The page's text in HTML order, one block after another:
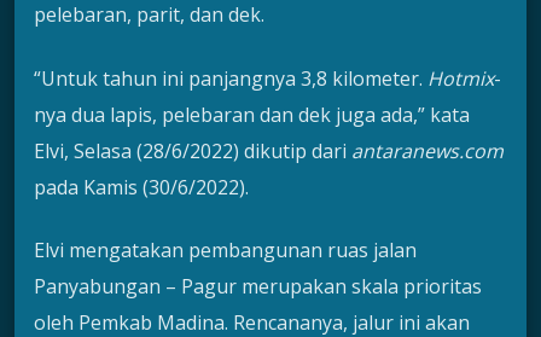
pelebaran, parit, dan dek.
“Untuk tahun ini panjangnya 3,8 kilometer. Hotmix-
nya dua lapis, pelebaran dan dek juga ada,” kata
Elvi, Selasa (28/6/2022) dikutip dari antaranews.com
pada Kamis (30/6/2022).
Elvi mengatakan pembangunan ruas jalan
Panyabungan – Pagur merupakan skala prioritas
oleh Pemkab Madina. Rencananya, jalur ini akan